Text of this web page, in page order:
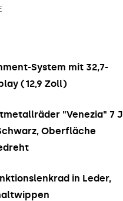
System mit 32,7-
(12,9 Zoll)
"Venezia" 7 J
Oberfläche
in Leder,